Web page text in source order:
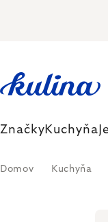
ZnačkyKuchyňa
Domov Kuchyňa